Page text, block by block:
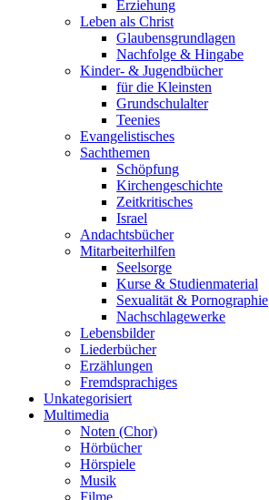
Erziehung
Leben als Christ
Glaubensgrundlagen
Nachfolge & Hingabe
Kinder- & Jugendbücher
für die Kleinsten
Grundschulalter
Teenies
Evangelistisches
Sachthemen
Schöpfung
Kirchengeschichte
Zeitkritisches
Israel
Andachtsbücher
Mitarbeiterhilfen
Seelsorge
Kurse & Studienmaterial
Sexualität & Pornographie
Nachschlagewerke
Lebensbilder
Liederbücher
Erzählungen
Fremdsprachiges
Unkategorisiert
Multimedia
Noten (Chor)
Hörbücher
Hörspiele
Musik
Filme